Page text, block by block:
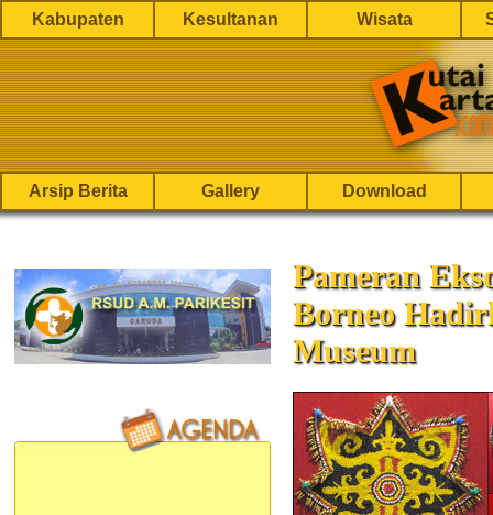
Kabupaten Kesultanan Wisata
Arsip Berita Gallery Download
Pameran
Borneo
Museum